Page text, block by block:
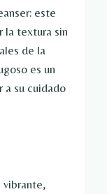
este
la textura sin
de la
es un
a su cuidado
vibrante,